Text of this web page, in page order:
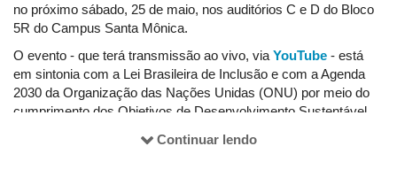
no próximo sábado, 25 de maio, nos auditórios C e D do Bloco
5R do Campus Santa Mônica.
O evento - que terá transmissão ao vivo, via YouTube - está
em sintonia com a Lei Brasileira de Inclusão e com a Agenda
2030 da Organização das Nações Unidas (ONU) por meio do
cumprimento dos Objetivos de Desenvolvimento Sustentável
inclusão, a diversidade e, sobretudo, um ambiente de
Continuar lendo